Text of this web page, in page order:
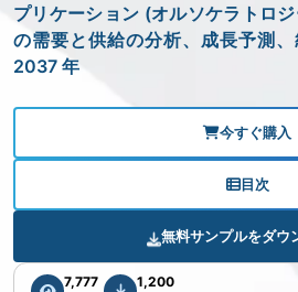
プリケーション (オルソケラトロ
の需要と供給の分析、成長予測
2037 年
今すぐ購入
目次
無料サンプルをダウ
7,777
1,200